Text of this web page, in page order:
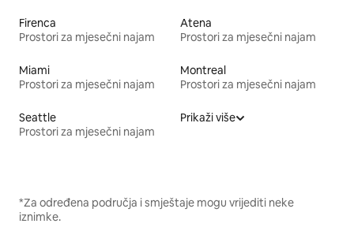
Firenca
Prostori za mjesečni najam
Atena
Prostori za mjesečni najam
Miami
Prostori za mjesečni najam
Montreal
Prostori za mjesečni najam
Seattle
Prostori za mjesečni najam
Prikaži više
*Za određena područja i smještaje mogu vrijediti neke
iznimke.